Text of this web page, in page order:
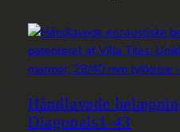
Håndlavede
Diagonals1-43